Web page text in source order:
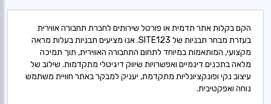
הקם בקלות אתר תדמית או פורטל שירותים לחברת תחבורה אווירית
בעזרת מבחר תבניות של SITE123. אנו מציעים תבניות בעלות מראה
מקצועי, המותאמות במיוחד לתחום התחבורה האווירית, תוך תמיכה
מלאה בתכנים דינמיים ואפשרויות שיווק דיגיטלי מתקדמות. שילוב של
עיצוב נקי ופונקציונליות מתקדמת, יעניק למבקר באתר חוויית משתמש
נוחה ואפקטיבית.